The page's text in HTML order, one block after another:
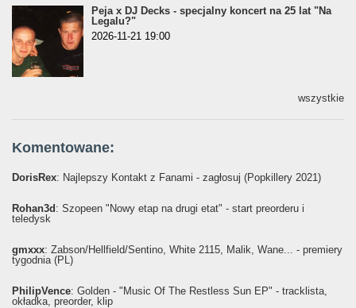
Peja x DJ Decks - specjalny koncert na 25 lat "Na
Legalu?"
2026-11-21 19:00
wszystkie
Komentowane:
DorisRex: Najlepszy Kontakt z Fanami - zagłosuj (Popkillery 2021)
Rohan3d: Szopeen "Nowy etap na drugi etat" - start preorderu i
teledysk
gmxxx: Żabson/Hellfield/Sentino, White 2115, Malik, Wane... - premiery
tygodnia (PL)
PhilipVence: Golden - "Music Of The Restless Sun EP" - tracklista,
okładka, preorder, klip